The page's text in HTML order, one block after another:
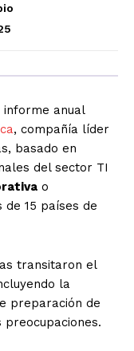
informe anual
, compañía líder
basado en
del sector TI
o
15 países de
transitaron el
la
preparación de